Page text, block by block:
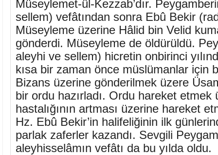
Müseylemet-ül-Kezzab’dır.
sellem) vefâtından sonra Ebû Bekir
Müseyleme üzerine Hâlid bin Velid
gönderdi. Müseyleme de öldürüldü.
aleyhi ve sellem) hicretin onbirinci
kısa bir zaman önce müslümanlar için
Bizans üzerine gönderilmek üzere
bir ordu hazırladı. Ordu hareket etmek
hastalığının artması üzerine hareket
Hz. Ebû Bekir’in halifeliğinin ilk
parlak zaferler kazandı. Sevgili
aleyhisselâmın vefâtı da bu yılda oldu.